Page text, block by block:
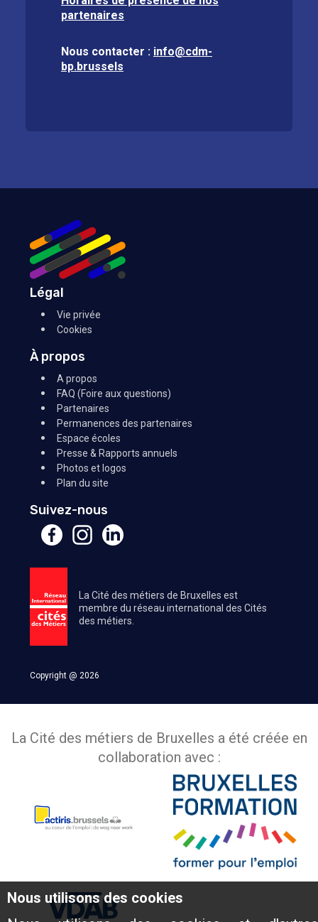
Nous utilisons des cookies
partenaires
Nous contacter : info@cdm-
bp.brussels
Légal
Vie privée
Cookies
À propos
A propos
FAQ (Foire aux questions)
Partenaires
Permanences des partenaires
Espace écoles
Presse & Rapports annuels
Photos et logos
Plan du site
Suivez-nous
La Cité des métiers de Bruxelles est
membre du réseau international des Cités
des métiers.
Copyright @ 2026
La Cité des métiers de Bruxelles a été créée en
collaboration avec :